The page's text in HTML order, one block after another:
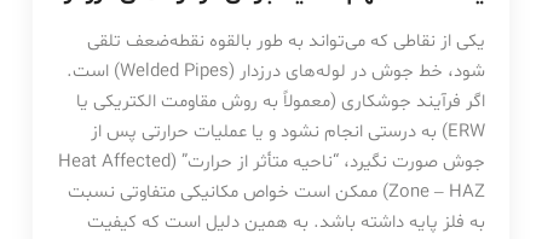
یکی از نقاطی که می‌تواند به طور بالقوه نقطه‌ضعف تلقی
شود، خط جوش در لوله‌های درزدار (Welded Pipes) است.
اگر فرآیند جوشکاری (معمولاً به روش مقاومت الکتریکی یا
ERW) به درستی انجام نشود و یا عملیات حرارتی پس از
جوش صورت نگیرد، “ناحیه متأثر از حرارت” (Heat Affected
Zone – HAZ) ممکن است خواص مکانیکی متفاوتی نسبت
به فلز پایه داشته باشد. به همین دلیل است که کیفیت